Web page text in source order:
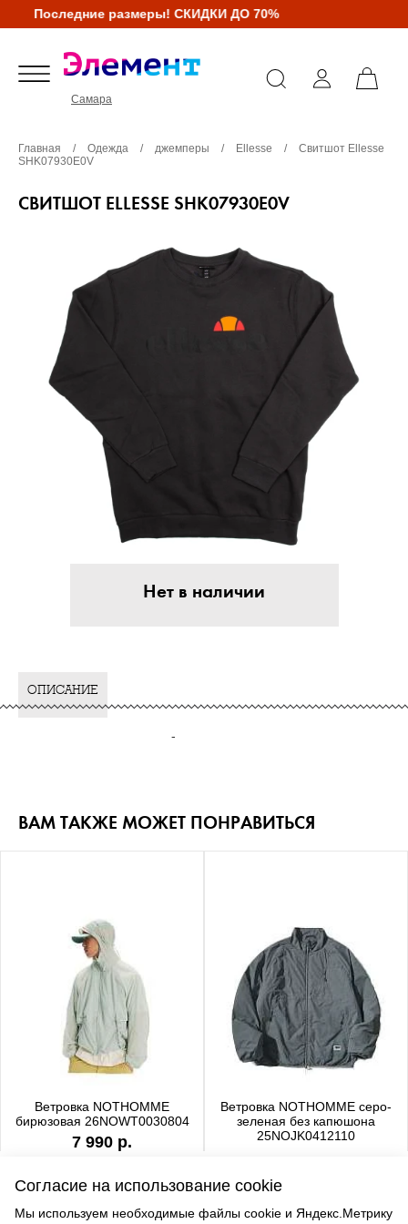
Последние размеры! СКИДКИ ДО 70%
Самара
Главная / Одежда / джемперы / Ellesse /
Свитшот Ellesse
SHK07930E0V
СВИТШОТ ELLESSE SHK07930E0V
Нет в наличии
ОПИСАНИЕ
-
ВАМ ТАКЖЕ МОЖЕТ ПОНРАВИТЬСЯ
Ветровка NOTHOMME
бирюзовая 26NOWT0030804
7 990 р.
Ветровка NOTHOMME серо-
зеленая без капюшона
25NOJK0412110
Согласие на использование cookie
Мы используем необходимые файлы cookie и Яндекс.Метрику